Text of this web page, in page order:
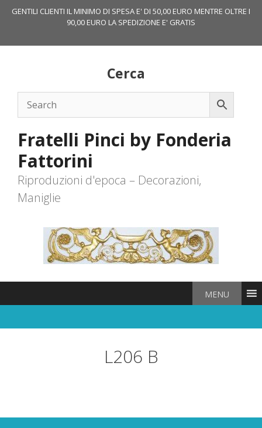
GENTILI CLIENTI IL MINIMO DI SPESA E' DI 50,00 EURO MENTRE OLTRE I
90,00 EURO LA SPEDIZIONE E' GRATIS
Cerca
Fratelli Pinci by Fonderia
Fattorini
Riproduzioni d'epoca – Decorazioni,
Maniglie
MENU
L206 B